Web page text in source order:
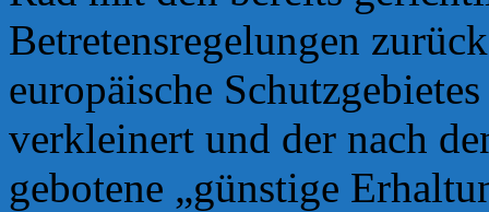
Betretensregelungen
europäische
verkleinert und der nach
gebotene „günstige